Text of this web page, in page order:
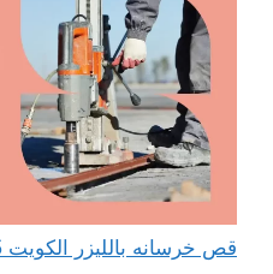
قص خرسانه بالليزر الكويت 65932555 فتح كور تكييف